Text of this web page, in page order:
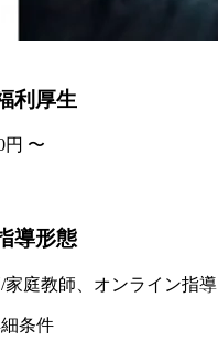
利厚生
円 〜
導形態
家庭教師、オンライン指導
条件